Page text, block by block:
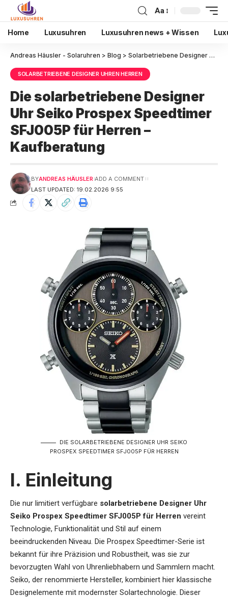
Aa
Home Luxusuhren Luxusuhren news + Wissen
Andreas Häusler - Solaruhren > Blog > Solarbetriebene Designer Uhren Herren
SOLARBETRIEBENE DESIGNER UHREN HERREN
Die solarbetriebene Designer
Uhr Seiko Prospex Speedtimer
SFJ005P für Herren –
Kaufberatung
LAST UPDATED: 19.02.2026 9:55
BYANDREAS HÄUSLER ADD A COMMENT
DIE SOLARBETRIEBENE DESIGNER UHR SEIKO
PROSPEX SPEEDTIMER SFJ005P FÜR HERREN
I. Einleitung
Die nur limitiert verfügbare solarbetriebene Designer Uhr
Seiko Prospex Speedtimer SFJ005P für Herren vereint
Technologie, Funktionalität und Stil auf einem
beeindruckenden Niveau. Die Prospex Speedtimer-Serie ist
bekannt für ihre Präzision und Robustheit, was sie zur
bevorzugten Wahl von Uhrenliebhabern und Sammlern macht.
Seiko, der renommierte Hersteller, kombiniert hier klassische
Designelemente mit modernster Solartechnologie. Dieser